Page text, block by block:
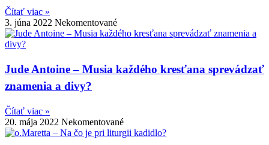
Čítať viac »
3. júna 2022 Nekomentované
Jude Antoine – Musia každého kresťana sprevádzať
znamenia a divy?
Čítať viac »
20. mája 2022 Nekomentované